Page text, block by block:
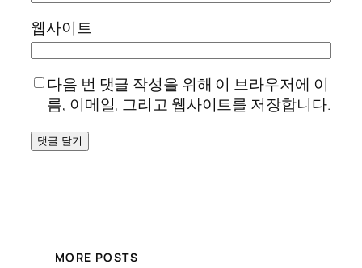
웹사이트
다음 번 댓글 작성을 위해 이 브라우저에 이
름, 이메일, 그리고 웹사이트를 저장합니다.
MORE POSTS